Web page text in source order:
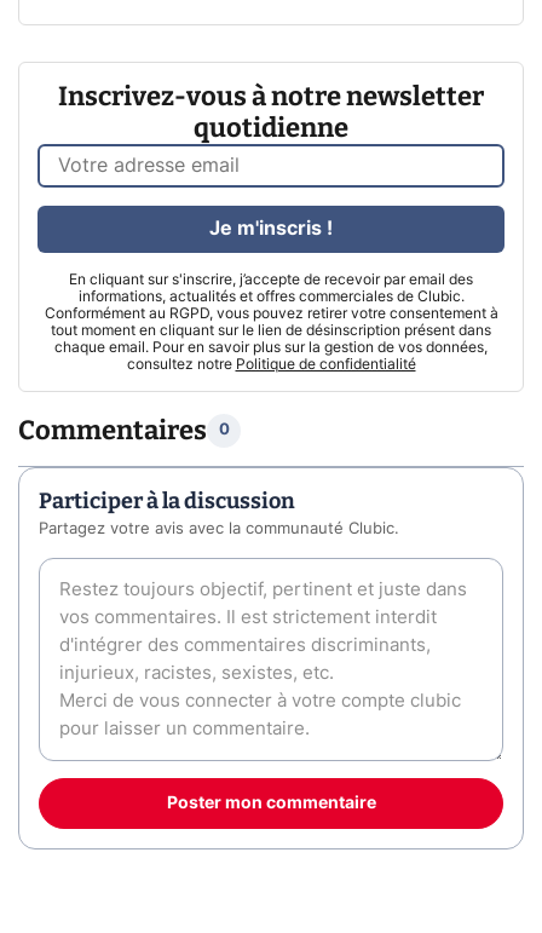
Inscrivez-vous à notre newsletter
quotidienne
En cliquant sur s'inscrire, j’accepte de recevoir par email des
informations, actualités et offres commerciales de Clubic.
Conformément au RGPD, vous pouvez retirer votre consentement à
tout moment en cliquant sur le lien de désinscription présent dans
chaque email. Pour en savoir plus sur la gestion de vos données,
consultez notre Politique de confidentialité
Je m'inscris !
Commentaires 0
Participer à la discussion
Partagez votre avis avec la communauté Clubic.
Poster mon commentaire